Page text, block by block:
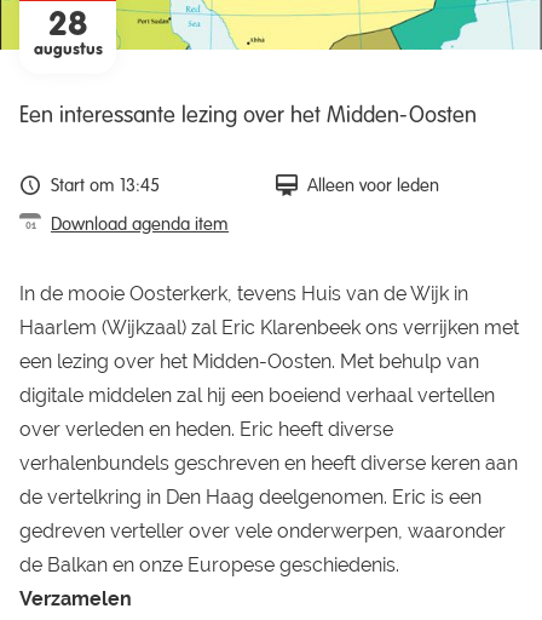
28
augustus
Een interessante lezing over het Midden-Oosten
Start om 13:45
Alleen voor leden
Download agenda item
In de mooie Oosterkerk, tevens Huis van de Wijk in
Haarlem (Wijkzaal) zal Eric Klarenbeek ons verrijken met
een lezing over het Midden-Oosten. Met behulp van
digitale middelen zal hij een boeiend verhaal vertellen
over verleden en heden. Eric heeft diverse
verhalenbundels geschreven en heeft diverse keren aan
de vertelkring in Den Haag deelgenomen. Eric is een
gedreven verteller over vele onderwerpen, waaronder
de Balkan en onze Europese geschiedenis.
Verzamelen